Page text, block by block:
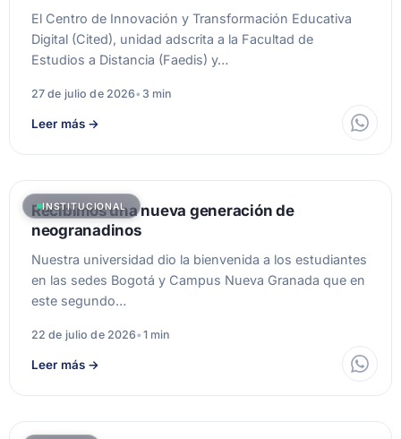
El Centro de Innovación y Transformación Educativa
Digital (Cited), unidad adscrita a la Facultad de
Estudios a Distancia (Faedis) y…
27 de julio de 2026• 3 min
Leer más →
INSTITUCIONAL
Recibimos una nueva generación de
neogranadinos
Nuestra universidad dio la bienvenida a los estudiantes
en las sedes Bogotá y Campus Nueva Granada que en
este segundo…
22 de julio de 2026• 1 min
Leer más →